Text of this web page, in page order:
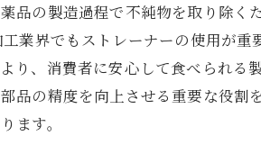
品の製造過程で不純物を取り除
業界でもストレーナーの使用が
り、消費者に安心して食べられ
品の精度を向上させる重要な役
ます。